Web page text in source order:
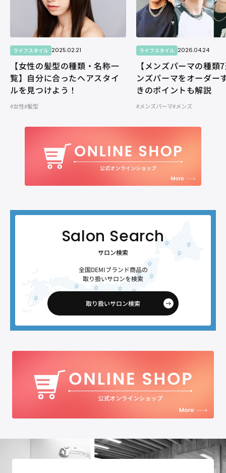
ライフスタイル 2025.02.21
【女性の髪型の種類・名称一
覧】自分に合ったヘアスタイ
ルを見つけよう！
#女性#髪型
ライフスタイル 2026.04.24
【メンズパーマの種類
ンズパーマをオーダー
きのポイントも解説
#メンズパーマ#メンズ
サロン検索
全国DEMIブランド商品の
取り扱いサロンを検索
取り扱いサロン検索